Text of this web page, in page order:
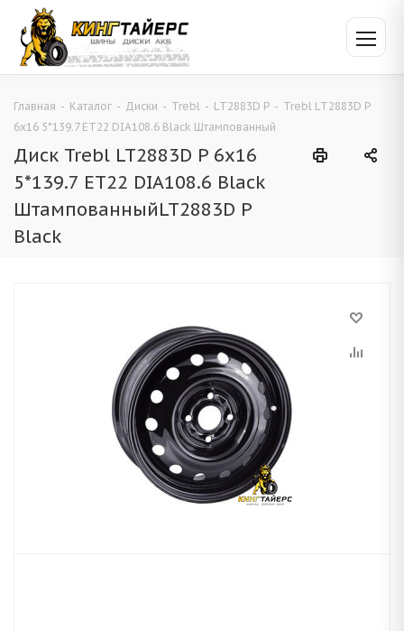
Главная - Каталог - Диски - Trebl - LT2883D P - Trebl LT2883D P
6x16 5*139.7 ET22 DIA108.6 Black Штампованный
Диск Trebl LT2883D P 6x16
5*139.7 ET22 DIA108.6 Black
ШтампованныйLT2883D P
Black